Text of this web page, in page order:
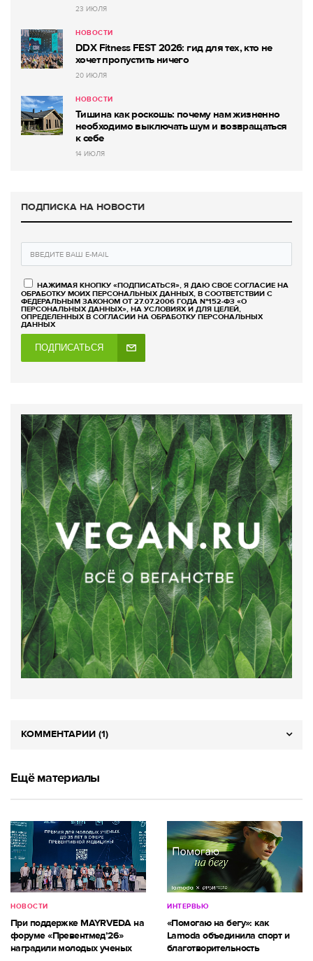
23 ИЮЛЯ
НОВОСТИ
DDX Fitness FEST 2026: гид для тех, кто не
хочет пропустить ничего
20 ИЮЛЯ
НОВОСТИ
Тишина как роскошь: почему нам жизненно
необходимо выключать шум и возвращаться
к себе
14 ИЮЛЯ
ПОДПИСКА НА НОВОСТИ
НАЖИМАЯ КНОПКУ «ПОДПИСАТЬСЯ», Я ДАЮ СВОЕ СОГЛАСИЕ НА
ОБРАБОТКУ МОИХ ПЕРСОНАЛЬНЫХ ДАННЫХ, В СООТВЕТСТВИИ С
ФЕДЕРАЛЬНЫМ ЗАКОНОМ ОТ 27.07.2006 ГОДА №152-ФЗ «О
ПЕРСОНАЛЬНЫХ ДАННЫХ», НА УСЛОВИЯХ И ДЛЯ ЦЕЛЕЙ,
ОПРЕДЕЛЕННЫХ В СОГЛАСИИ НА ОБРАБОТКУ ПЕРСОНАЛЬНЫХ
ДАННЫХ
ПОДПИСАТЬСЯ
КОММЕНТАРИИ (1)
Ещё материалы
НОВОСТИ
При поддержке MAYRVEDA на
форуме «Превентмед’26»
наградили молодых ученых
ИНТЕРВЬЮ
«Помогаю на бегу»: как
Lamoda объединила спорт и
благотворительность